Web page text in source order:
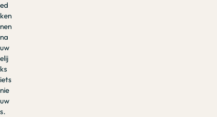
ed
ken
nen
na
uw
elij
ks
iets
nie
uw
s.